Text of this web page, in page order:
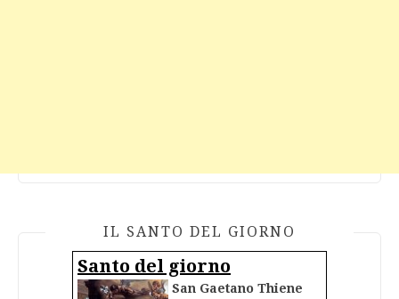
IL SANTO DEL GIORNO
Santo del giorno
San Gaetano Thiene